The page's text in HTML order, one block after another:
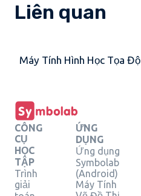
Liên quan
Máy Tính Hình Học Tọa Độ
CÔNG
CỤ
HỌC
TẬP
Trình
giải
ỨNG
DỤNG
Ứng dụng
Symbolab
(Android)
Máy Tính